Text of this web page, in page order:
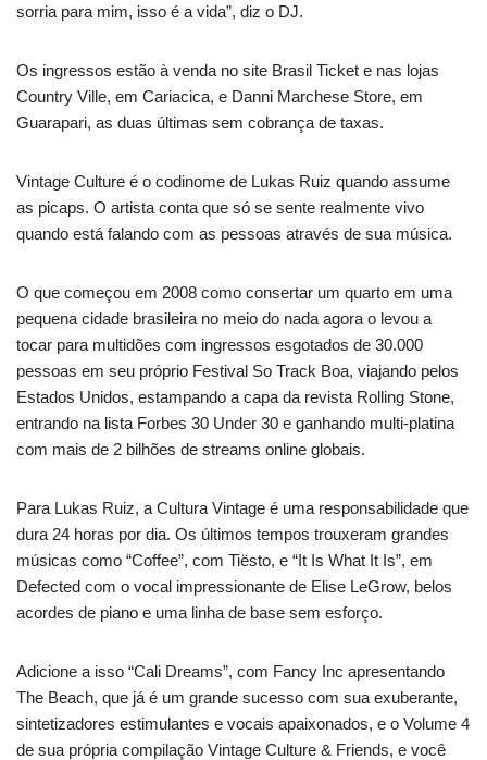
sorria para mim, isso é a vida”, diz o DJ.
Os ingressos estão à venda no site Brasil Ticket e nas lojas
Country Ville, em Cariacica, e Danni Marchese Store, em
Guarapari, as duas últimas sem cobrança de taxas.
Vintage Culture é o codinome de Lukas Ruiz quando assume
as picaps. O artista conta que só se sente realmente vivo
quando está falando com as pessoas através de sua música.
O que começou em 2008 como consertar um quarto em uma
pequena cidade brasileira no meio do nada agora o levou a
tocar para multidões com ingressos esgotados de 30.000
pessoas em seu próprio Festival So Track Boa, viajando pelos
Estados Unidos, estampando a capa da revista Rolling Stone,
entrando na lista Forbes 30 Under 30 e ganhando multi-platina
com mais de 2 bilhões de streams online globais.
Para Lukas Ruiz, a Cultura Vintage é uma responsabilidade que
dura 24 horas por dia. Os últimos tempos trouxeram grandes
músicas como “Coffee”, com Tiësto, e “It Is What It Is”, em
Defected com o vocal impressionante de Elise LeGrow, belos
acordes de piano e uma linha de base sem esforço.
Adicione a isso “Cali Dreams”, com Fancy Inc apresentando
The Beach, que já é um grande sucesso com sua exuberante,
sintetizadores estimulantes e vocais apaixonados, e o Volume 4
de sua própria compilação Vintage Culture & Friends, e você